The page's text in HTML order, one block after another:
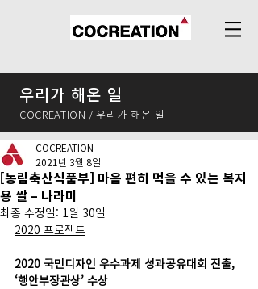
우리가 해온 일
COCREATION / 우리가 해온 일
[농림축산식품부] 마음 편히 먹을 수 있는 복지
용 쌀 – 나라미
COCREATION
2021년 3월 8일
최종 수정일: 1월 30일
2020 프로젝트
2020 국민디자인 우수과제 성과공유대회 진출,
‘행안부장관상’ 수상